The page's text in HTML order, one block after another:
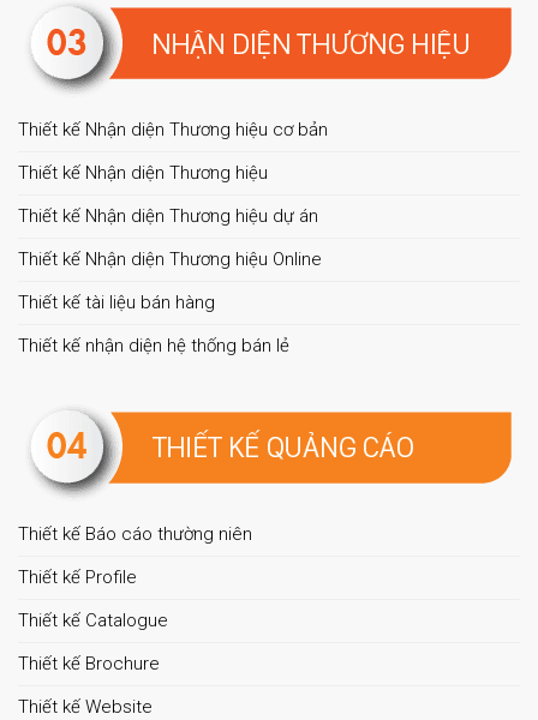
Thiết kế Nhận diện Thương hiệu cơ bản
Thiết kế Nhận diện Thương hiệu
Thiết kế Nhận diện Thương hiệu dự án
Thiết kế Nhận diện Thương hiệu Online
Thiết kế tài liệu bán hàng
Thiết kế nhận diện hệ thống bán lẻ
Thiết kế Báo cáo thường niên
Thiết kế Profile
Thiết kế Catalogue
Thiết kế Brochure
Thiết kế Website